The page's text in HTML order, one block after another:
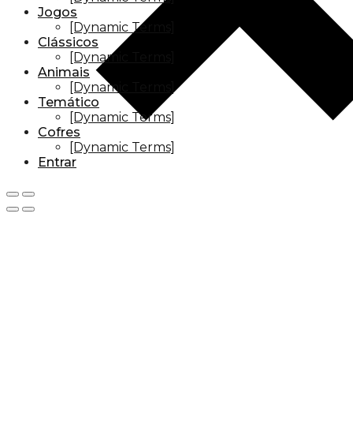
Jogos
[Dynamic Terms]
Clássicos
[Dynamic Terms]
Animais
[Dynamic Terms]
Temático
[Dynamic Terms]
Cofres
[Dynamic Terms]
Entrar